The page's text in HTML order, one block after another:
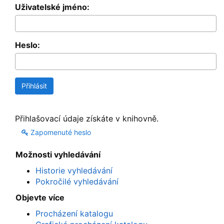
Uživatelské jméno:
Heslo:
Přihlašovací údaje získáte v knihovně.
Zapomenuté heslo
Možnosti vyhledávání
Historie vyhledávání
Pokročilé vyhledávání
Objevte více
Procházení katalogu